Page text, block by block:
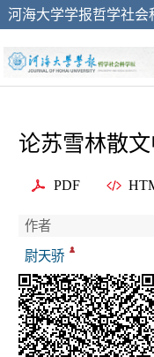
河海大学学报哲学社会
论苏雪林散
PDF
作者
尉天骄